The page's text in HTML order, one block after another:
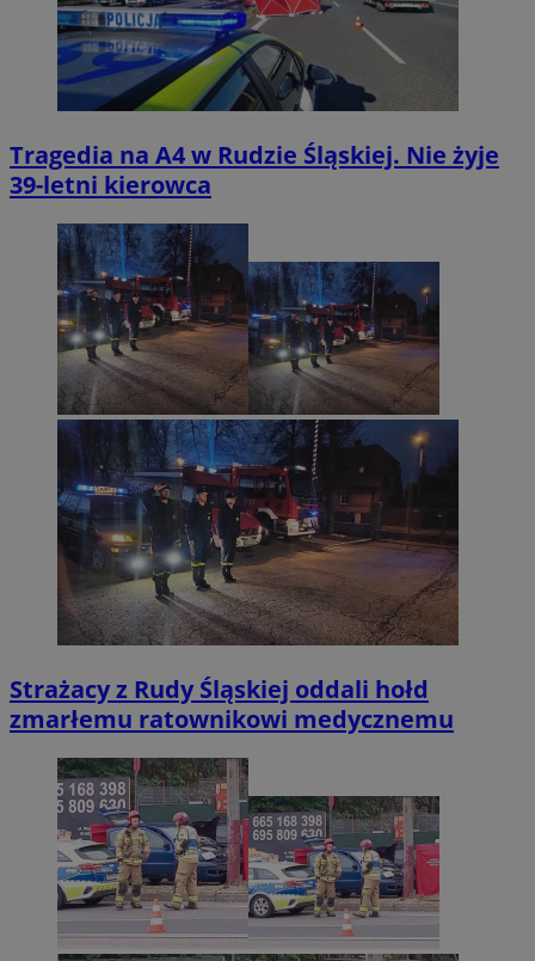
Tragedia na A4 w Rudzie Śląskiej. Nie żyje
39-letni kierowca
Strażacy z Rudy Śląskiej oddali hołd
zmarłemu ratownikowi medycznemu